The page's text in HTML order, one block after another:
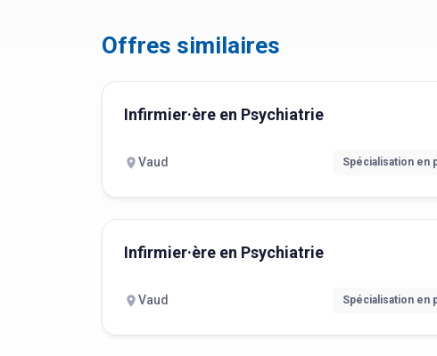
Offres similaires
Infirmier·ère en Psychiatrie
Vaud Spécialisation en
Infirmier·ère en Psychiatrie
Vaud Spécialisation en